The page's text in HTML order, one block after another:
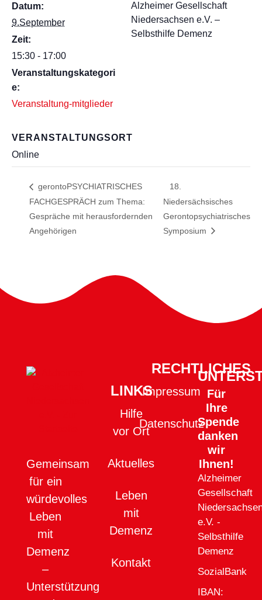
Datum:
9.September
Zeit:
15:30 - 17:00
Veranstaltungskategori
e:
Veranstaltung-mitglieder
Alzheimer Gesellschaft
Niedersachsen e.V. –
Selbsthilfe Demenz
VERANSTALTUNGSORT
Online
gerontoPSYCHIATRISCHES
FACHGESPRÄCH zum Thema:
Gespräche mit herausfordernden
Angehörigen
18.
Niedersächsisches
Gerontopsychiatrisches
Symposium
Gemeinsam
für ein
würdevolles
Leben
mit
Demenz
–
Unterstützung
LINKS
Hilfe
vor Ort
Aktuelles
Leben
mit
Demenz
Kontakt
RECHTLICHES
Impressum
Datenschutz
Für
Ihre
Spende
danken
wir
Ihnen!
Alzheimer
Gesellschaft
e.V. -
Selbsthilfe
Demenz
SozialBank
IBAN: